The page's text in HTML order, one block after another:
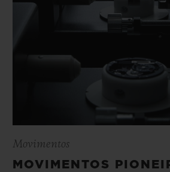
Movimentos
MOVIMENTOS